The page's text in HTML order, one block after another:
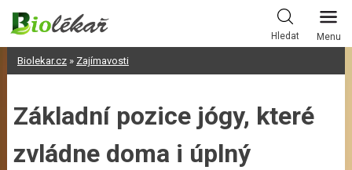
Skip
content
Hledat Menu
Biolekar.cz» Zajímavosti
Základní pozice jógy, které
zvládne doma i úplný